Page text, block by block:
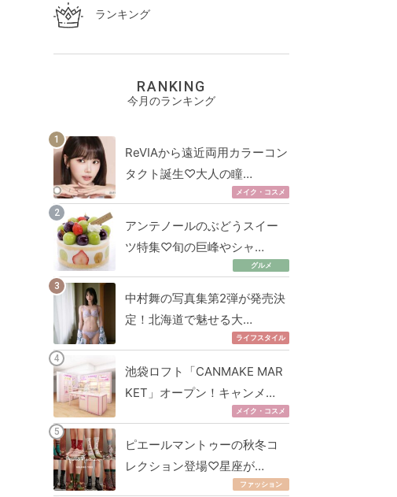
ランキング
RANKING
今月のランキング
ReVIAから遠近両用カラーコン
タクト誕生♡大人の瞳…
メイク・コスメ
アンテノールのぶどうスイー
ツ特集♡旬の巨峰やシャ…
グルメ
中村舞の写真集第2弾が発売決
定！北海道で魅せる大…
ライフスタイル
池袋ロフト「CANMAKE MAR
KET」オープン！キャンメ…
メイク・コスメ
ピエールマントゥーの秋冬コ
レクション登場♡星座が…
ファッション